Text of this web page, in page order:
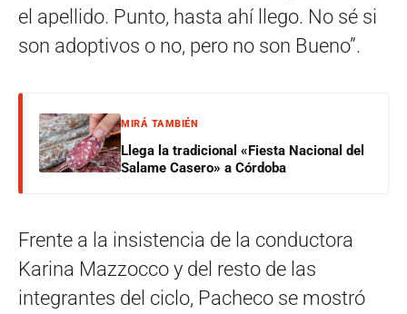
el apellido. Punto, hasta ahí llego. No sé si
son adoptivos o no, pero no son Bueno”.
MIRÁ TAMBIÉN
Llega la tradicional «Fiesta Nacional del
Salame Casero» a Córdoba
Frente a la insistencia de la conductora
Karina Mazzocco y del resto de las
integrantes del ciclo, Pacheco se mostró